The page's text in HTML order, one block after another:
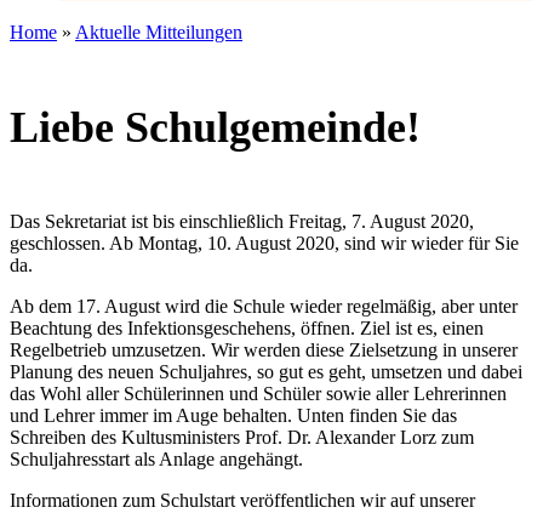
Home » Aktuelle Mitteilungen
Liebe Schulgemeinde!
Das Sekretariat ist bis einschließlich Freitag, 7. August 2020,
geschlossen. Ab Montag, 10. August 2020, sind wir wieder für Sie
da.
Ab dem 17. August wird die Schule wieder regelmäßig, aber unter
Beachtung des Infektionsgeschehens, öffnen. Ziel ist es, einen
Regelbetrieb umzusetzen. Wir werden diese Zielsetzung in unserer
Planung des neuen Schuljahres, so gut es geht, umsetzen und dabei
das Wohl aller Schülerinnen und Schüler sowie aller Lehrerinnen
und Lehrer immer im Auge behalten. Unten finden Sie das
Schreiben des Kultusministers Prof. Dr. Alexander Lorz zum
Schuljahresstart als Anlage angehängt.
Informationen zum Schulstart veröffentlichen wir auf unserer